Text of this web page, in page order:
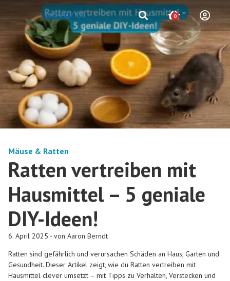
0
Mäuse & Ratten
Ratten vertreiben mit
Hausmittel – 5 geniale
DIY-Ideen!
6. April 2025 - von Aaron Berndt
Ratten sind gefährlich und verursachen Schäden an Haus, Garten und
Gesundheit. Dieser Artikel zeigt, wie du Ratten vertreiben mit
Hausmittel clever umsetzt – mit Tipps zu Verhalten, Verstecken und